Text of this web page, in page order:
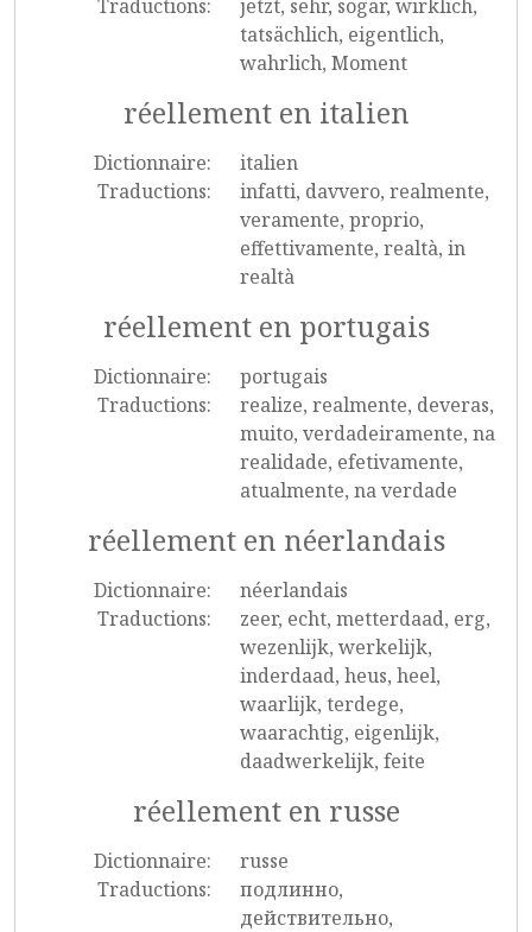
Traductions:
jetzt, sehr, sogar, wirklich,
tatsächlich, eigentlich,
wahrlich, Moment
réellement en italien
Dictionnaire:
italien
Traductions:
infatti, davvero, realmente,
veramente, proprio,
effettivamente, realtà, in
realtà
réellement en portugais
Dictionnaire:
portugais
Traductions:
realize, realmente, deveras,
muito, verdadeiramente, na
realidade, efetivamente,
atualmente, na verdade
réellement en néerlandais
Dictionnaire:
néerlandais
Traductions:
zeer, echt, metterdaad, erg,
wezenlijk, werkelijk,
inderdaad, heus, heel,
waarlijk, terdege,
waarachtig, eigenlijk,
daadwerkelijk, feite
réellement en russe
Dictionnaire:
russe
Traductions:
подлинно,
действительно,